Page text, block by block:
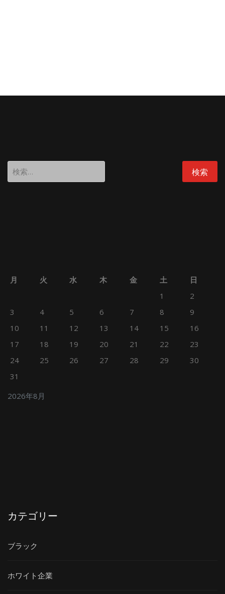
検
索:
2026年8月
月 火 水 木 金 土
日
1
2
3
4 5 6 7 8
9
10
11 12 13 14 15
16
17
18 19 20 21 22
23
24
25 26 27 28 29
30
31
カテゴリー
ブラック
ホワイト企業